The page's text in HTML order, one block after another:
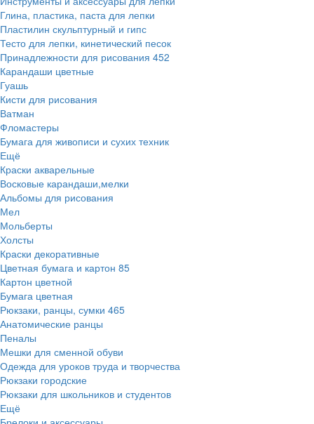
Глина, пластика, паста для лепки
Пластилин скульптурный и гипс
Тесто для лепки, кинетический песок
Принадлежности для рисования 452
Карандаши цветные
Гуашь
Кисти для рисования
Ватман
Фломастеры
Бумага для живописи и сухих техник
Ещё
Краски акварельные
Восковые карандаши,мелки
Альбомы для рисования
Мел
Мольберты
Холсты
Краски декоративные
Цветная бумага и картон 85
Картон цветной
Бумага цветная
Рюкзаки, ранцы, сумки 465
Анатомические ранцы
Пеналы
Мешки для сменной обуви
Одежда для уроков труда и творчества
Рюкзаки городские
Рюкзаки для школьников и студентов
Ещё